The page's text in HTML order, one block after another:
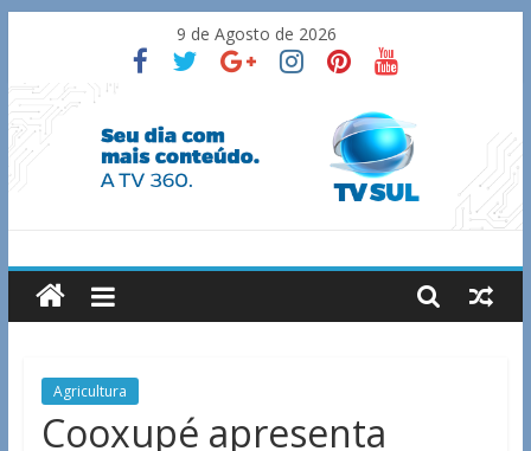
content
9 de Agosto de 2026
TV
Sul
Notícias
Guaxupé
Agricultura
Cooxupé apresenta